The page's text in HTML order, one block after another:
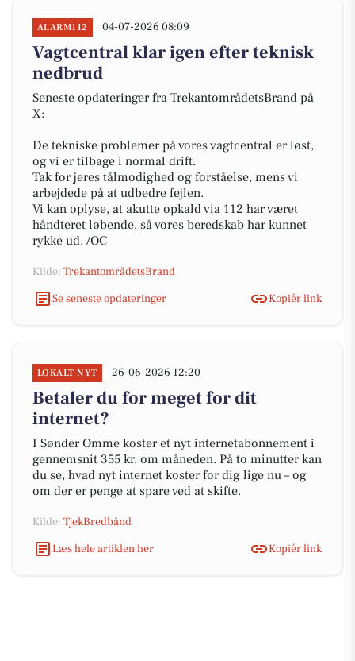
ALARM112 04-07-2026 08:09
Vagtcentral klar igen efter teknisk
nedbrud
Seneste opdateringer fra TrekantområdetsBrand på
X:
De tekniske problemer på vores vagtcentral er løst,
og vi er tilbage i normal drift.
Tak for jeres tålmodighed og forståelse, mens vi
arbejdede på at udbedre fejlen.
Vi kan oplyse, at akutte opkald via 112 har været
håndteret løbende, så vores beredskab har kunnet
rykke ud. /OC
Kilde: TrekantområdetsBrand
Se seneste opdateringer
Kopiér link
LOKALT NYT 26-06-2026 12:20
Betaler du for meget for dit
internet?
I Sønder Omme koster et nyt internetabonnement i
gennemsnit 355 kr. om måneden. På to minutter kan
du se, hvad nyt internet koster for dig lige nu – og
om der er penge at spare ved at skifte.
Kilde: TjekBredbånd
Læs hele artiklen her
Kopiér link